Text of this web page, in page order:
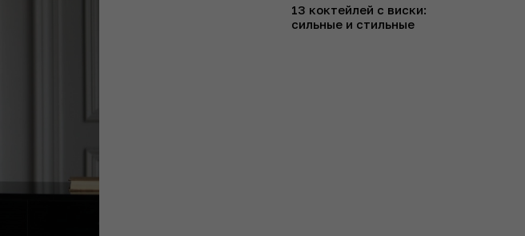
13 коктейлей с виски:
сильные и стильные